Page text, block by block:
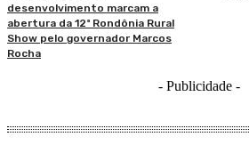
desenvolvimento marcam a
abertura da 12ª Rondônia Rural
Show pelo governador Marcos
Rocha
- Publicidade -